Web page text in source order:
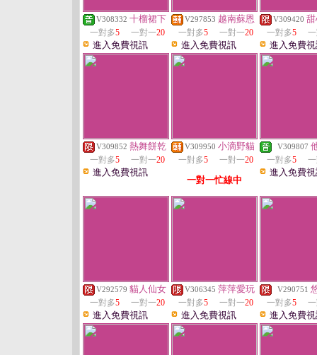
V308332 十榴裙下
一對多5 一對一20
進入免費視訊
V297853 越南蘇恩
一對多5 一對一20
進入免費視訊
V309420
一對多5
進入免費
V309852 熱舞餅乾
一對多5 一對一20
進入免費視訊
V309950 小滴野貓
一對多5 一對一20
一對一忙線中
V309807
一對多5
進入免費
V292579 貓人仙女
一對多5 一對一20
進入免費視訊
V306345 萍萍愛玩
一對多5 一對一20
進入免費視訊
V290751
一對多5
進入免費